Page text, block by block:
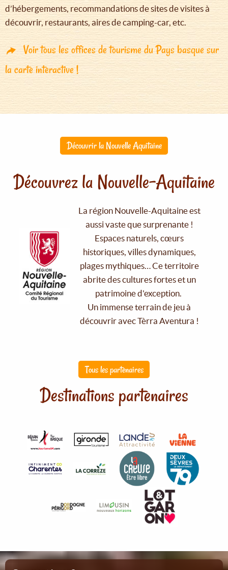
d’hébergements, recommandations de sites de visites à
découvrir, restaurants, aires de camping-car, etc.
Voir tous les offices de tourisme du Pays basque sur
la carte interactive !
Découvrir la Nouvelle Aquitaine
Découvrez la Nouvelle-Aquitaine
La région Nouvelle-Aquitaine est
aussi vaste que surprenante !
Espaces naturels, cœurs
historiques, villes dynamiques,
plages mythiques… Ce territoire
abrite des cultures fortes et un
patrimoine d'exception.
Un immense terrain de jeu à
découvrir avec Tèrra Aventura !
Tous les partenaires
Destinations partenaires